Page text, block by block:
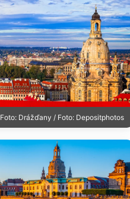
Foto: Drážďany / Foto: Depositphotos